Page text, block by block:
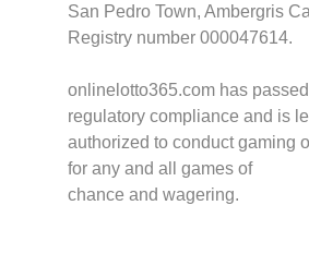
San Pedro Town, Ambergris
Registry number 000047614.
onlinelotto365.com has passed
regulatory compliance and is
authorized to conduct gaming
for any and all games of
chance and wagering.